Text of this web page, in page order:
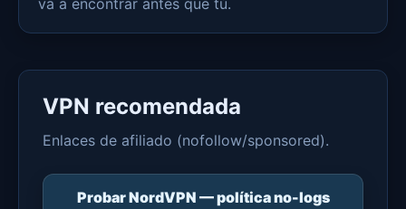
VPN recomendada
Enlaces de afiliado (nofollow/sponsored).
Probar NordVPN — política no-logs